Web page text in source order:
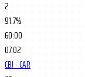
2
91.7%
60:00
07.02
CBJ - CAR